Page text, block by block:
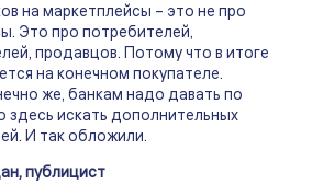
на маркетплейсы – это не про
Это про потребителей,
продавцов. Потому что в итоге
на конечном покупателе.
же, банкам надо давать по
здесь искать дополнительных
И так обложили.
публицист